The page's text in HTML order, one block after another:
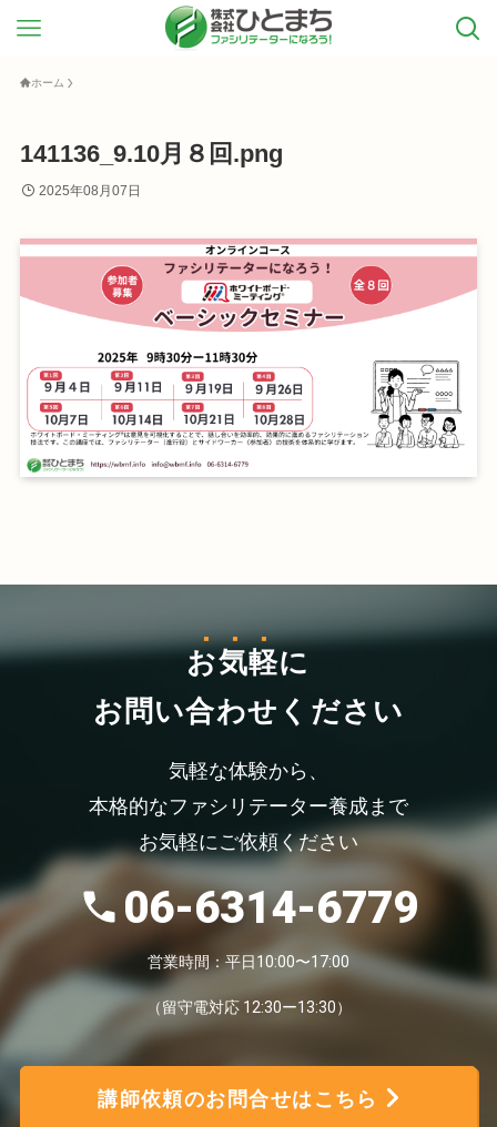
ホーム
141136_9.10月８回.png
2025年08月07日
お気軽に
お問い合わせください
気軽な体験から、
本格的なファシリテーター養成まで
お気軽にご依頼ください
06-6314-6779
営業時間：平日10:00〜17:00
（留守電対応 12:30ー13:30）
講師依頼のお問合せはこちら